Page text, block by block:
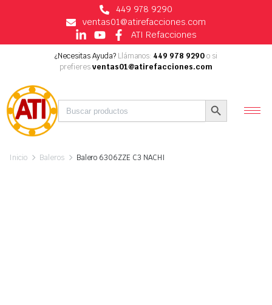
449 978 9290
ventas01@atirefacciones.com
ATI Refacciones
¿Necesitas Ayuda? Llámanos: 449 978 9290o si
prefieres ventas01@atirefacciones.com
Buscar:
Botón de búsqueda
Inicio Baleros Balero 6306ZZE C3 NACHI